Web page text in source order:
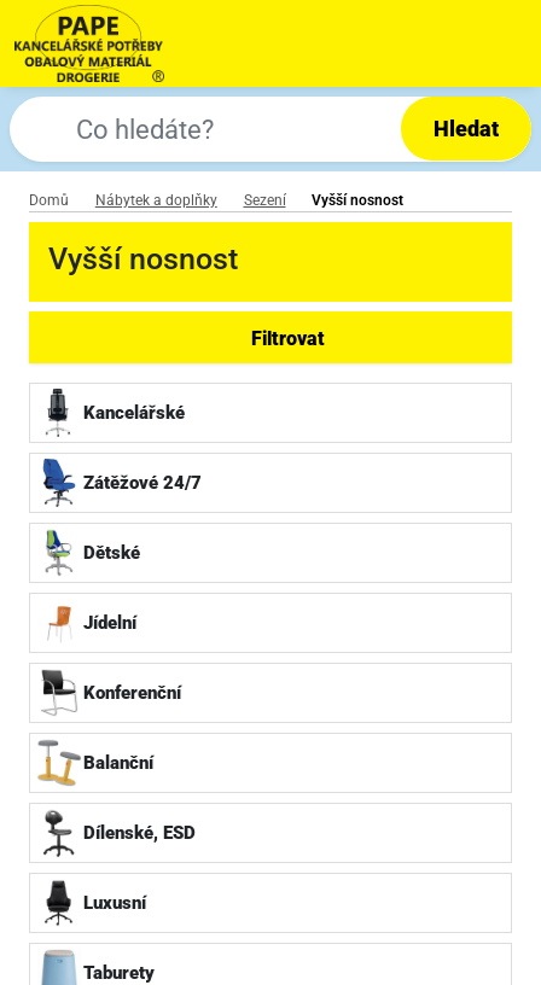
Hledat
Domů Nábytek a doplňky Sezení Vyšší nosnost
Vyšší nosnost
Filtrovat
Kancelářské
Zátěžové 24/7
Dětské
Jídelní
Konferenční
Balanční
Dílenské, ESD
Luxusní
Taburety